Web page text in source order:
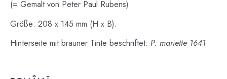
(= Gemalt von Peter Paul Rubens).
Größe: 208 x 145 mm (H x B).
Hinterseite mit brauner Tinte beschriftet: P. mariette 1641